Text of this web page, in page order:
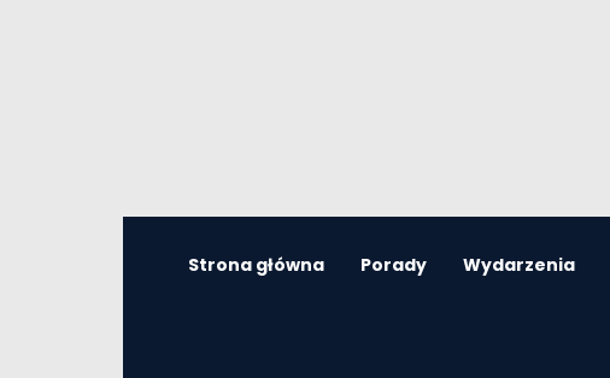
Strona główna Porady Wydarzenia